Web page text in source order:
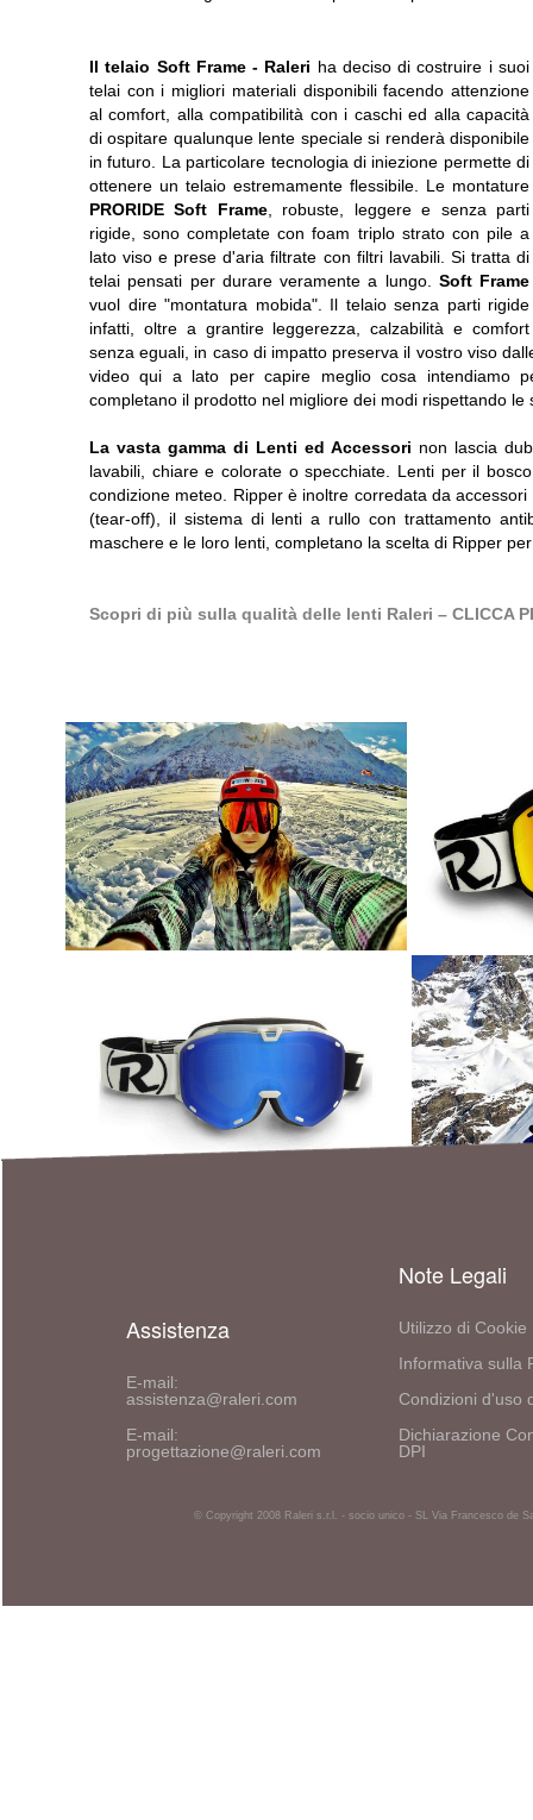
Il telaio Soft Frame - Raleri ha deciso di costruire i suoi
telai con i migliori materiali disponibili facendo attenzione
al comfort, alla compatibilità con i caschi ed alla capacità
di ospitare qualunque lente speciale si renderà disponibile
in futuro. La particolare tecnologia di iniezione permette di
ottenere un telaio estremamente flessibile. Le montature
PRORIDE Soft Frame, robuste, leggere e senza parti
rigide, sono completate con foam triplo strato con pile a
lato viso e prese d'aria filtrate con filtri lavabili. Si tratta di
telai pensati per durare veramente a lungo. Soft Frame
vuol dire "montatura mobida". Il telaio senza parti rigide
infatti, oltre a grantire leggerezza, calzabilità e comfort
senza eguali, in caso di impatto preserva il vostro viso
video qui a lato per capire meglio cosa intendiamo
completano il prodotto nel migliore dei modi rispettando
La vasta gamma di Lenti ed Accessori non lascia
lavabili, chiare e colorate o specchiate. Lenti per il
condizione meteo. Ripper è inoltre corredata da
(tear-off), il sistema di lenti a rullo con trattamento
maschere e le loro lenti, completano la scelta di Ripper
Scopri di più sulla qualità delle lenti Raleri – CLICCA
Assistenza
E-mail:
assistenza@raleri.com
E-mail:
progettazione@raleri.com
Note Legali
Utilizzo di Cookie
Informativa sulla
Condizioni d'uso
Dichiarazione
DPI
© Copyright 2008 Raleri s.r.l. - socio unico - SL Via Francesco de